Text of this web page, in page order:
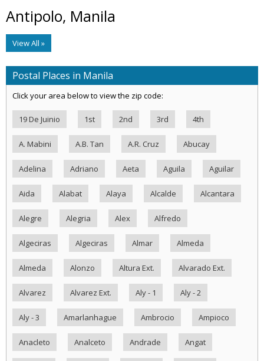
Antipolo, Manila
View All »
Postal Places in Manila
Click your area below to view the zip code:
19 De Juinio 1st 2nd 3rd 4th
A. Mabini A.B. Tan A.R. Cruz Abucay
Adelina Adriano Aeta Aguila Aguilar
Aida Alabat Alaya Alcalde Alcantara
Alegre Alegria Alex Alfredo
Algeciras Algeciras Almar Almeda
Almeda Alonzo Altura Ext. Alvarado Ext.
Alvarez Alvarez Ext. Aly - 1 Aly - 2
Aly - 3 Amarlanhague Ambrocio Ampioco
Anacleto Analceto Andrade Angat